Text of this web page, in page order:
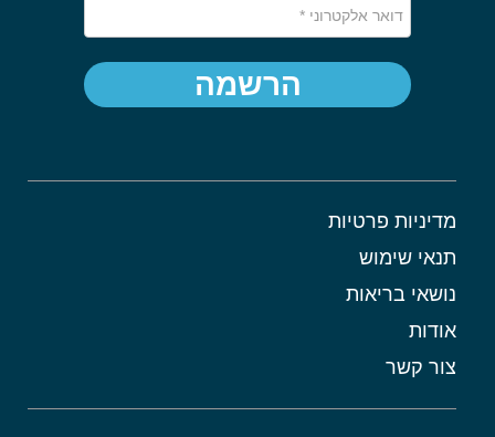
מדיניות פרטיות
תנאי שימוש
נושאי בריאות
אודות
צור קשר
הרשמה